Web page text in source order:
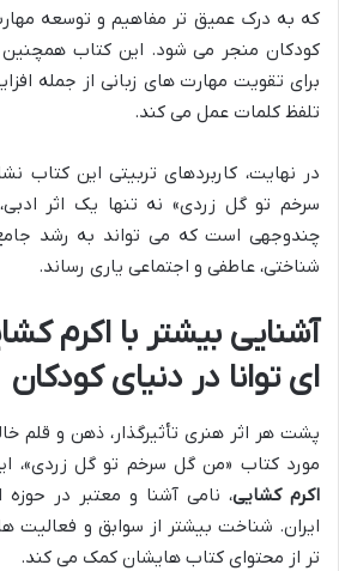
که به درک عمیق تر مفاهیم و توسعه
کودکان منجر می شود. این کتاب همچنین
برای تقویت مهارت های زبانی از جمله
تلفظ کلمات عمل می کند.
در نهایت، کاربردهای تربیتی این
سرخم تو گل زردی» نه تنها یک اثر
چندوجهی است که می تواند به رشد
شناختی، عاطفی و اجتماعی یاری رساند.
آشنایی بیشتر با اکرم
ای توانا در دنیای کودکان
پشت هر اثر هنری تأثیرگذار، ذهن و قلم
مورد کتاب «من گل سرخم تو گل زردی»،
اکرم کشایی، نامی آشنا و معتبر در
ایران. شناخت بیشتر از سوابق و فعالیت
تر از محتوای کتاب هایشان کمک می کند.